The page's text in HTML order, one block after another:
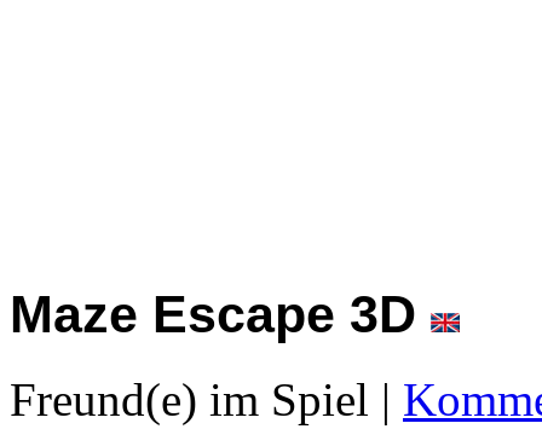
Maze Escape 3D
Freund(e) im Spiel |